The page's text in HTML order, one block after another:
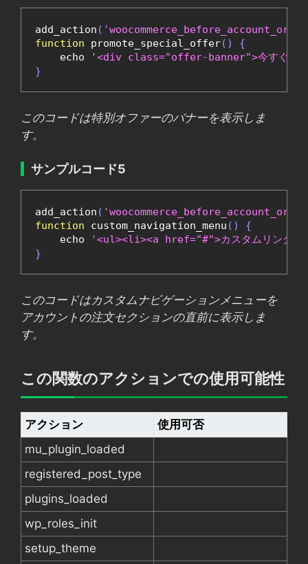
add_action (
function promote_special_offer()
{
    echo
'<div class="offer-banner">今すぐ購入
}
このコードは特別オファーのバナーを表示しま
す。
サンプルコード5
add_action (
function custom_navigation_menu ()
{
    echo
'<ul><li><a href="#">カスタムリンク
}
このコードはカスタムナビゲーションメニューを
アカウントの注文セクションの直前に表示しま
す。
この関数のアクションでの使用可能性
アクション
使用可否
mu_plugin_loaded
registered_post_type
plugins_loaded
wp_roles_init
setup_theme